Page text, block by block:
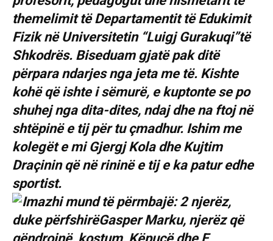
themelimit të Departamentit të Edukimit
Fizik në Universitetin “Luigj Gurakuqi”të
Shkodrës. Biseduam gjatë pak ditë
përpara ndarjes nga jeta me të. Kishte
kohë që ishte i sëmurë, e kuptonte se po
shuhej nga dita-dites, ndaj dhe na ftoj në
shtëpinë e tij për tu çmadhur. Ishim me
kolegët e mi Gjergj Kola dhe Kujtim
Draçinin që në rininë e tij e ka patur edhe
sportist.